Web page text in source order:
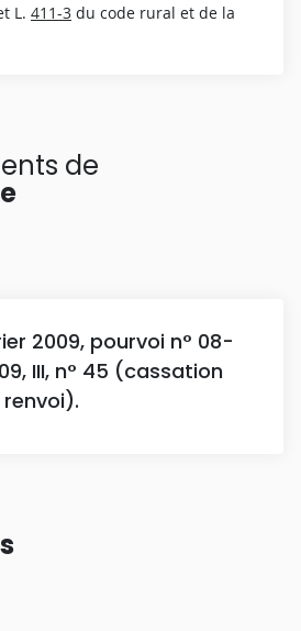
L. 411-3 du code rural et de la
de
2009, pourvoi n° 08-
III, n° 45 (cassation